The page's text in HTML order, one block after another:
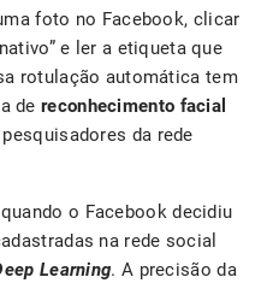
foto no Facebook, clicar
e ler a etiqueta que
rotulação automática tem
dereconhecimento facial
da rede
o Facebook decidiu
na rede social
Learning. A precisão da